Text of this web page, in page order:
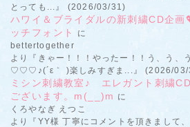
とっても...』 (2026/03/31)
ハワイ＆ブライダルの新刺繍CD企
ッチフォント
に
bettertogether
より『きゃー！！！やったー！！う、う、
♡♡♡♪(´ε｀ )楽しみすぎま...』 (2026/03/
ミシン刺繍教室♪ エレガント刺繍
ございます。m(__)m に
くろやなぎ えつこ
より『YY様 丁寧にコメントを頂きまして